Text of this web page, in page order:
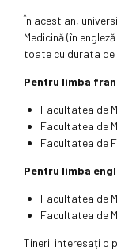
În acest an,
Medicină (în
toate cu durata de
Pentru limba
Facultatea de
Facultatea de
Facultatea de
Pentru limba
Facultatea de
Facultatea de
Tinerii interesați o